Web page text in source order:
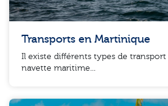
Transports en Martinique
Il existe différents types de transport
navette maritime...